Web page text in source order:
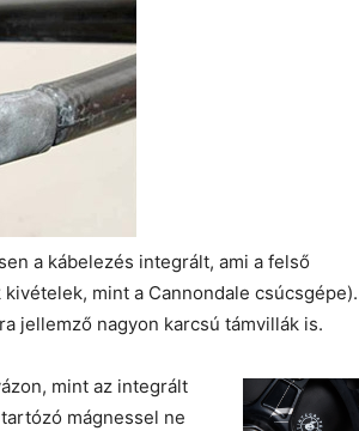
a kábelezés integrált, ami a felső
mint a Cannondale csúcsgépe).
jellemző nagyon karcsú támvillák is.
mint az integrált
mágnessel ne